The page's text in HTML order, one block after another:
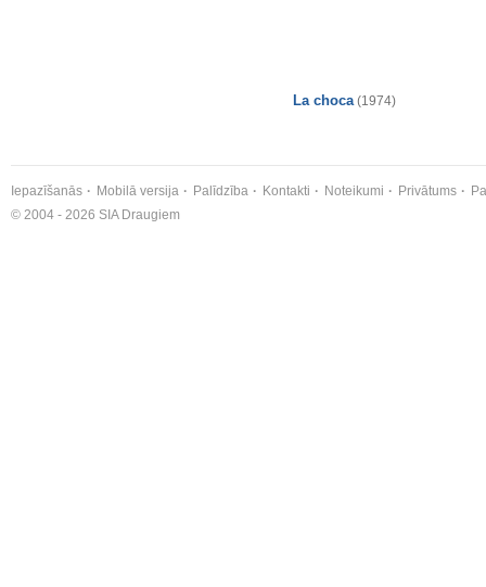
La choca (1974)
Iepazīšanās Mobilā versija Palīdzība Kontakti Noteikumi Privātums
© 2004 - 2026 SIA Draugiem